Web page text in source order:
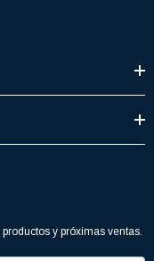
y próximas ventas.